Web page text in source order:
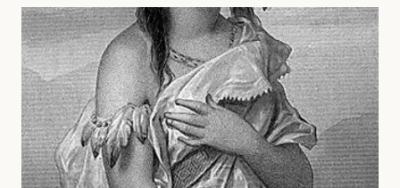
EINER
UMSTRITTENEN
FIGUR
DER
MEXIKANISCHEN
GESCHICHTE